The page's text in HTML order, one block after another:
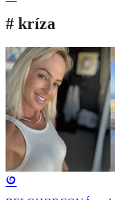
# kríza